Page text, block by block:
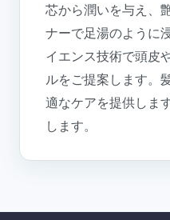
芯から潤いを与え、
ナーで足湯のように
イエンス技術で頭皮
ルをご提案します。
適なケアを提供しま
します。